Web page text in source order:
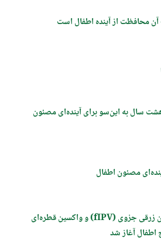
محافظت از آینده اطفال است
سال به این‌سو برای آینده‌ای مصئون
مصئون اطفال
کمپاین مشترک واکسین زرقی جزوی (fIPV) و واکسین قطره‌ای